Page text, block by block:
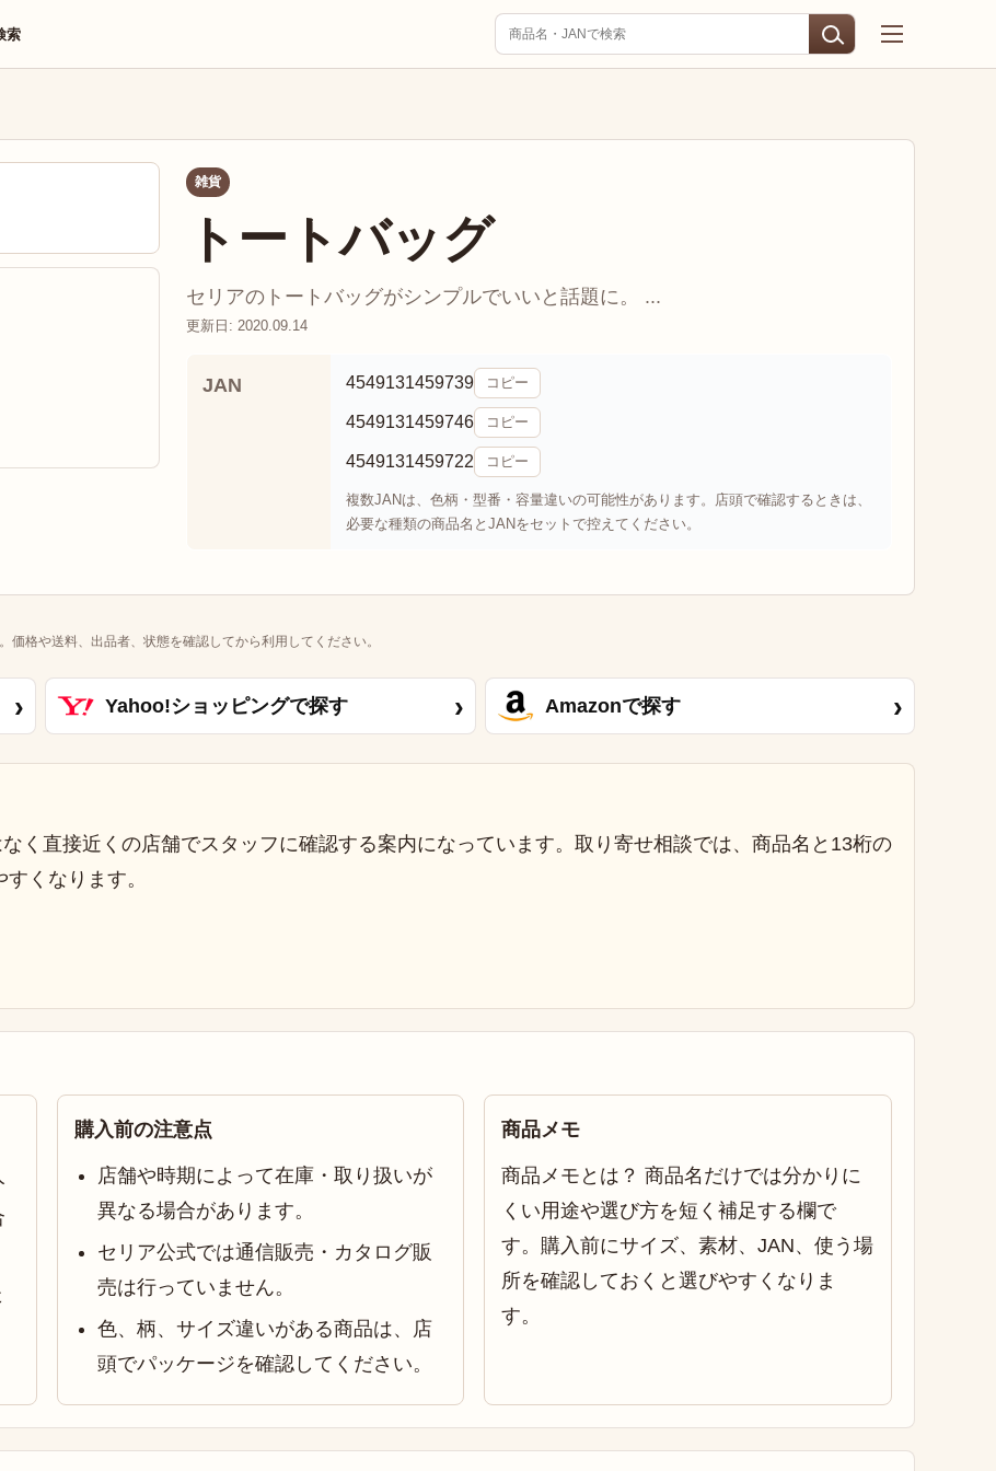
索
雑貨
トートバッグ
セリアのトートバッグがシンプルでいいと話題に。 ...
更新日: 2020.09.14
JAN 4549131459739 コピー
4549131459746 コピー
4549131459722 コピー
複数JANは、色柄・型番・容量違いの可能性があります。店頭で確認するときは、
必要な種類の商品名とJANをセットで控えてください。
価格や送料、出品者、状態を確認してから利用してください。
› Yahoo!ショッピングで探す › Amazonで探す ›
く直接近くの店舗でスタッフに確認する案内になっています。取り寄せ相談では、商品名と13桁の
くなります。
購入前の注意点
店舗や時期によって在庫・取り扱いが
異なる場合があります。
セリア公式では通信販売・カタログ販
売は行っていません。
色、柄、サイズ違いがある商品は、店
頭でパッケージを確認してください。
商品メモ
商品メモとは？ 商品名だけでは分かりに
くい用途や選び方を短く補足する欄で
す。購入前にサイズ、素材、JAN、使う場
所を確認しておくと選びやすくなりま
す。